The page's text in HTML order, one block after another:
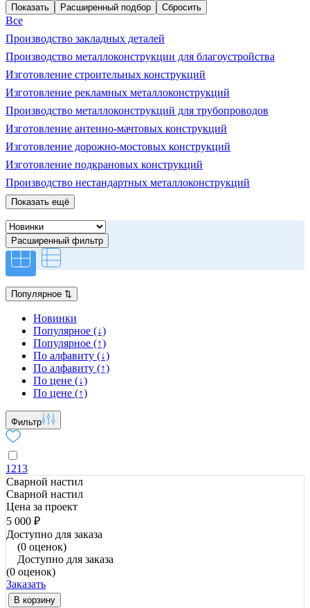
Расширенный подбор
Все
Производство закладных деталей
Производство металлоконструкции для благоустройства
Изготовление строительных конструкций
Изготовление рекламных металлоконструкций
Производство металлоконструкций для трубопроводов
Изготовление антенно-мачтовых конструкций
Изготовление дорожно-мостовых конструкций
Изготовление подкрановых конструкций
Производство нестандартных металлоконструкций
Показать ещё
Расширенный фильтр
Популярное ⇅
Новинки
Популярное (↓)
Популярное (↑)
По алфавиту (↓)
По алфавиту (↑)
По цене (↓)
По цене (↑)
Фильтр
1213
Сварной настил
Сварной настил
Цена за проект
5 000 ₽
Доступно для заказа
(0 оценок)
Доступно для заказа
(0 оценок)
Заказать
В корзину